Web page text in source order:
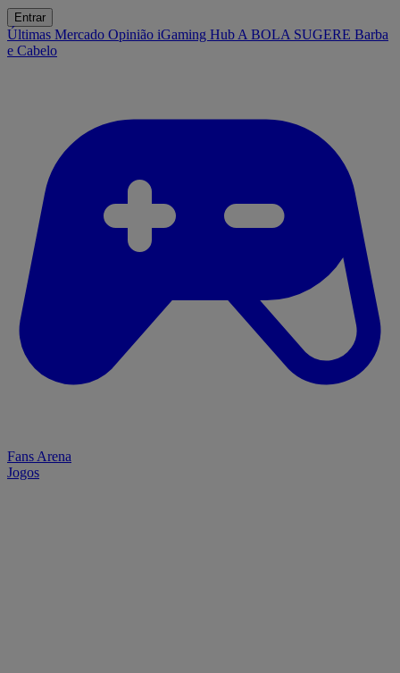
Entrar
Últimas Mercado Opinião iGaming Hub A BOLA SUGERE Barba
e Cabelo
Fans Arena
Jogos